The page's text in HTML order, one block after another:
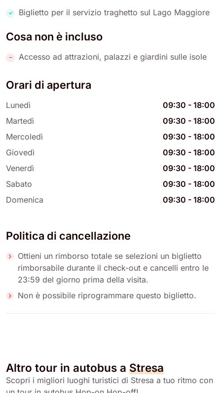
Biglietto per il servizio traghetto sul Lago Maggiore
Cosa non è incluso
Accesso ad attrazioni, palazzi e giardini sulle isole
Orari di apertura
Lunedì 09:30 - 18:00
Martedì
09:30 - 18:00
Mercoledì
09:30 - 18:00
Giovedì
09:30 - 18:00
Venerdì
09:30 - 18:00
Sabato
09:30 - 18:00
Domenica
09:30 - 18:00
Politica di cancellazione
Ottieni un rimborso totale se selezioni un biglietto
rimborsabile durante il check-out e cancelli entro le
23:59 del giorno prima della visita.
Non è possibile riprogrammare questo biglietto.
Altro tour in autobus a Stresa
Scopri i migliori luoghi turistici di Stresa a tuo ritmo con